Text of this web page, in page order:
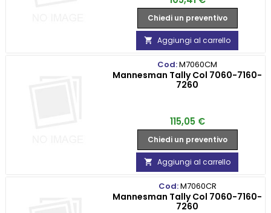
Chiedi un preventivo
 Aggiungi al carrello
Cod:M7060CM
Mannesman Tally Col 7060-7160-
7260
Prezzo
115,05 €
Chiedi un preventivo
 Aggiungi al carrello
Cod:M7060CR
Mannesman Tally Col 7060-7160-
7260